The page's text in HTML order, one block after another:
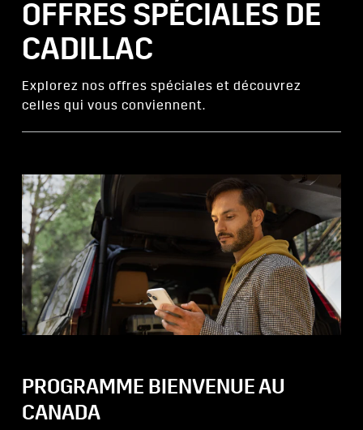
OFFRES SPÉCIALES DE
CADILLAC
Explorez nos offres spéciales et découvrez
celles qui vous conviennent.
PROGRAMME BIENVENUE AU
CANADA